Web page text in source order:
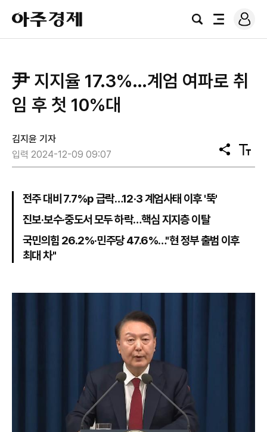
아
주
경
검
전
로
그
尹 지지율 17.3%…계엄 여파로 취
임 후 첫 10%대
김지윤 기자
입력 2024-12-09 09:07
공
유
텍
스
전주 대비 7.7%p 급락…12·3 계엄사태 이후 '뚝'
진보·보수·중도서 모두 하락…핵심 지지층 이탈
국민의힘 26.2%·민주당 47.6%…"현 정부 출범 이후
최대 차"